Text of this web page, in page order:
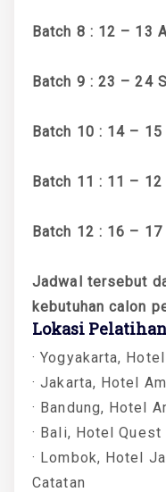
Batch 8 : 12 – 13
Batch 9 : 23 – 24
Batch 10 : 14 –
Batch 11 : 11 –
Batch 12 : 16 –
Jadwal tersebut
kebutuhan calon
Lokasi
· Yogyakarta,
· Jakarta, Hotel
· Bandung, Hotel
· Bali, Hotel Quest
· Lombok, Hotel
Catatan